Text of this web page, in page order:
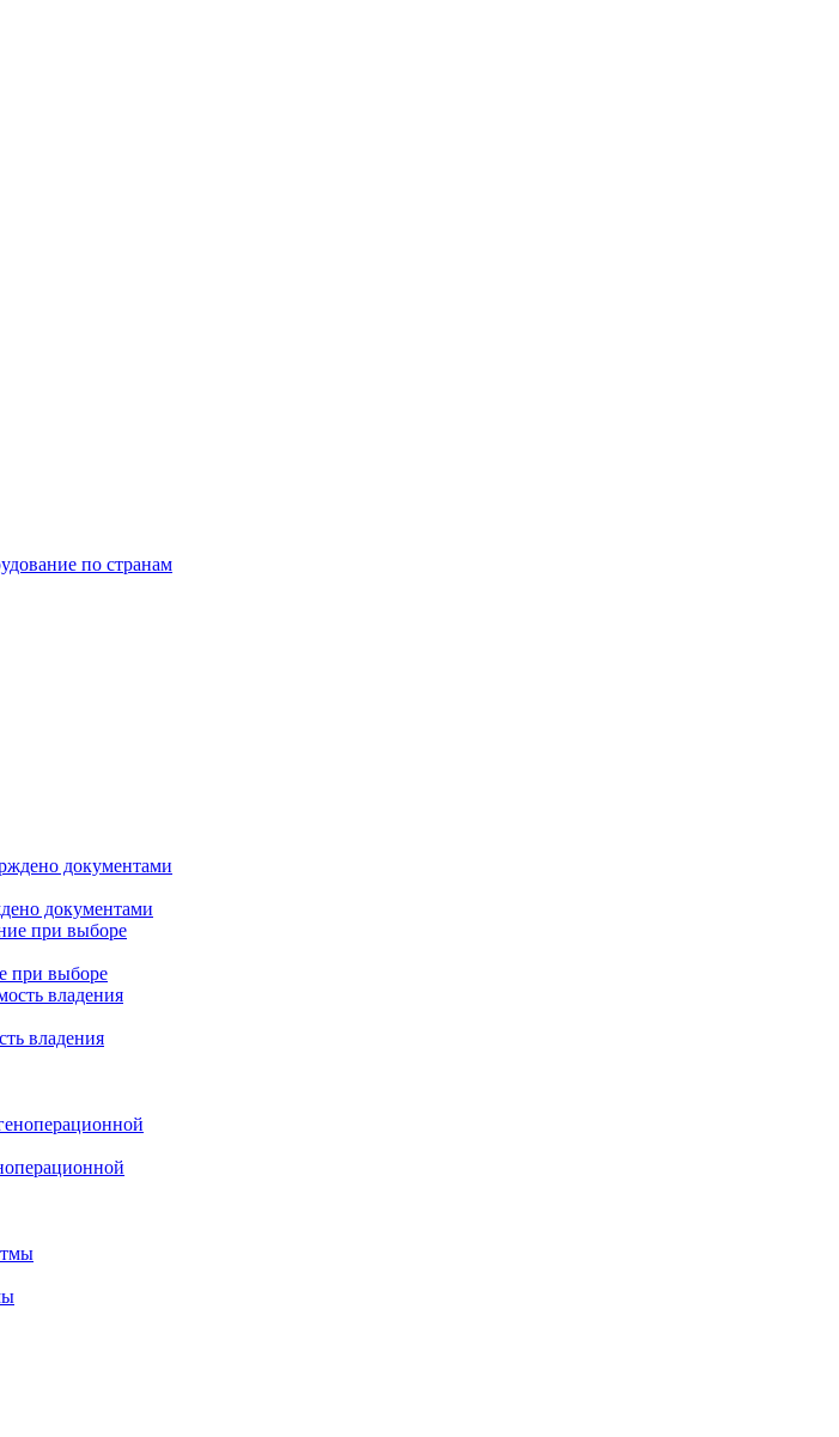
по странам
документами
при выборе
владения